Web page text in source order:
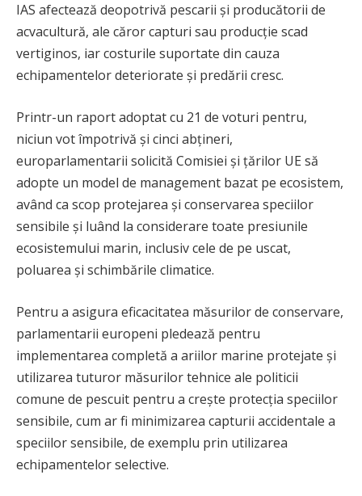
IAS afectează deopotrivă pescarii și producătorii de
acvacultură, ale căror capturi sau producție scad
vertiginos, iar costurile suportate din cauza
echipamentelor deteriorate și predării cresc.
Printr-un raport adoptat cu 21 de voturi pentru,
niciun vot împotrivă și cinci abțineri,
europarlamentarii solicită Comisiei și țărilor UE să
adopte un model de management bazat pe ecosistem,
având ca scop protejarea și conservarea speciilor
sensibile și luând la considerare toate presiunile
ecosistemului marin, inclusiv cele de pe uscat,
poluarea și schimbările climatice.
Pentru a asigura eficacitatea măsurilor de conservare,
parlamentarii europeni pledează pentru
implementarea completă a ariilor marine protejate și
utilizarea tuturor măsurilor tehnice ale politicii
comune de pescuit pentru a crește protecția speciilor
sensibile, cum ar fi minimizarea capturii accidentale a
speciilor sensibile, de exemplu prin utilizarea
echipamentelor selective.